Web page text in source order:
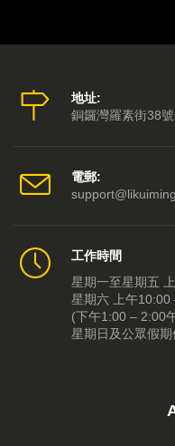
2014-09-12 第05集
2014-09-10 第03集
2014-09-08 第01集
地址:
銅鑼灣羅素街38
電郵:
工作時間
星期一至星期五
星期六 上午10:00
(下午1:00 – 2:00
星期日及公眾假期